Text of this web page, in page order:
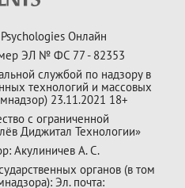
Онлайн
ЭЛ № ФС 77 - 82353
службой по надзору в
технологий и массовых
23.11.2021 18+
с ограниченной
Диджитал Технологии»
Акулиничев А. С.
органов (в том
Эл. почта: